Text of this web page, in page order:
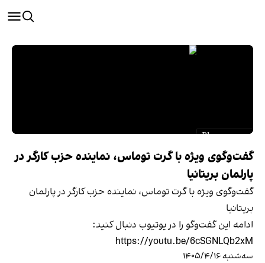
گفت‌وگوی ویژه با گرت توماس، نماینده حزب کارگر در
پارلمان بریتانیا
گفت‌وگوی ویژه با گرت توماس، نماینده حزب کارگر در پارلمان
بریتانیا
ادامه این گفت‌وگو را در یوتیوب دنبال کنید:
https://youtu.be/6cSGNLQb2xM
سه‌شنبه ۱۴۰۵/۴/۱۶